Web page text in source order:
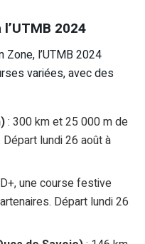
2024
l’UTMB 2024
variées, avec des
: 300 km et 25 000 m de
lundi 26 août à
une course festive
Départ lundi 26